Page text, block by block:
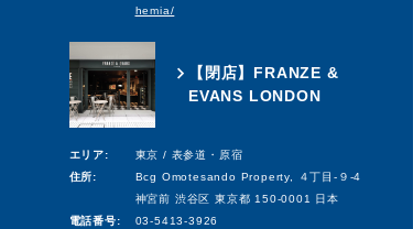
hemia/
【閉店】FRANZE &
EVANS LONDON
エリア:
東京 / 表参道・原宿
住所:
Bcg Omotesando Property, ４丁目-９-4
神宮前 渋谷区 東京都 150-0001 日本
電話番号:
03-5413-3926